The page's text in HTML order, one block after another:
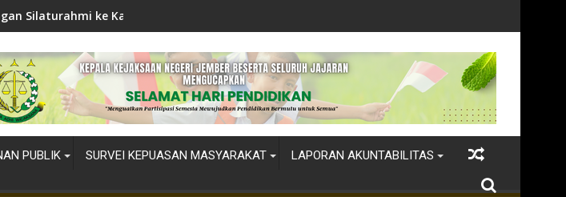
Silaturahmi ke Kapolres Jember
PUBLIK SURVEI KEPUASAN MASYARAKAT LAPORAN AKUNTABILITAS